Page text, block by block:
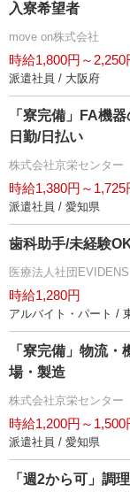
入寮希望者
move on株式会社
時給1,800円～2,250
派遣社員 / 大阪府
「寮完備」FA機
日勤/日払い
株式会社京栄センター
時給1,380円～1,725
派遣社員 / 愛知県
歯科助手/未経験
医療法人社団
時給1,280円
アルバイト・パート /
「寮完備」物流
場・製造
株式会社京栄センター
時給1,200円～1,500
派遣社員 / 愛知県
「週2から可」調